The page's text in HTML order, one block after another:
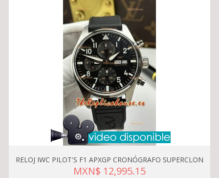
RELOJ IWC PILOT'S F1 APXGP CRONÓGRAFO SUPERCLON
MXN$ 12,995.15